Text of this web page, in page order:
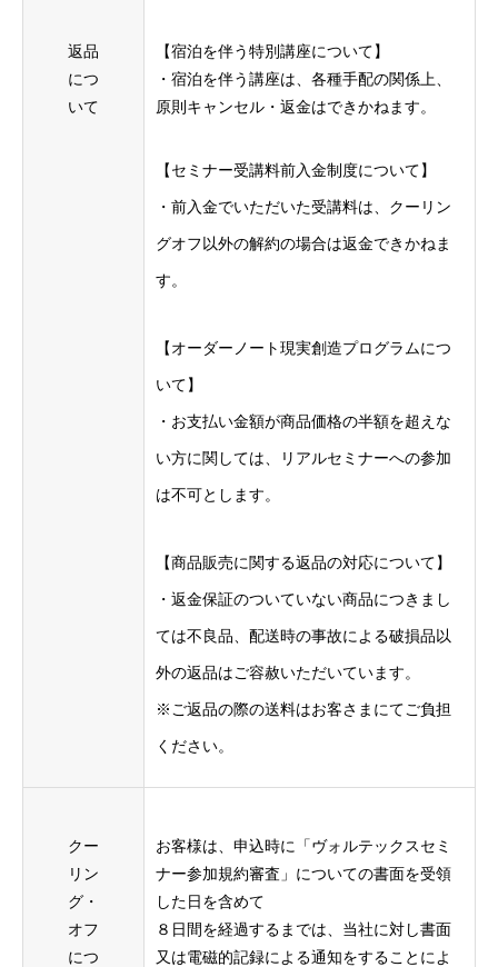
ヴォルテックスセミナー
返品
につ
いて
【宿泊を伴う特別講座について】
・宿泊を伴う講座は、各種⼿配の関係上、
原則キャンセル・返⾦はできかねます。
【セミナー受講料前⼊⾦制度について】
・前⼊⾦でいただいた受講料は、クーリン
グオフ以外の解約の場合は返⾦できかねま
す。
【オーダーノート現実創造プログラムにつ
いて】
・お⽀払い⾦額が商品価格の半額を超えな
い⽅に関しては、リアルセミナーへの参加
は不可とします。
【商品販売に関する返品の対応について】
・返金保証のついていない商品につきまし
ては不良品、配送時の事故による破損品以
外の返品はご容赦いただいています。
※ご返品の際の送料はお客さまにてご負担
ください。
クー
リン
グ・
オフ
につ
お客様は、申込時に「ヴォルテックスセミ
ナー参加規約審査」についての書⾯を受領
した⽇を含めて
８⽇間を経過するまでは、当社に対し書⾯
⼜は電磁的記録による通知をすることによ